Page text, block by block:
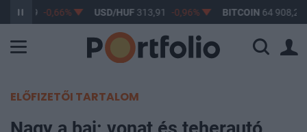
362,99 -0,66% USD/HUF313,91 -0,96% BITCOIN64 908,28
ELŐFIZETŐI TARTALOM